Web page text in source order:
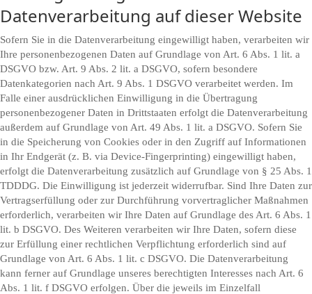
Datenverarbeitung auf dieser Website
Sofern Sie in die Datenverarbeitung eingewilligt haben, verarbeiten wir
Ihre personenbezogenen Daten auf Grundlage von Art. 6 Abs. 1 lit. a
DSGVO bzw. Art. 9 Abs. 2 lit. a DSGVO, sofern besondere
Datenkategorien nach Art. 9 Abs. 1 DSGVO verarbeitet werden. Im
Falle einer ausdrücklichen Einwilligung in die Übertragung
personenbezogener Daten in Drittstaaten erfolgt die Datenverarbeitung
außerdem auf Grundlage von Art. 49 Abs. 1 lit. a DSGVO. Sofern Sie
in die Speicherung von Cookies oder in den Zugriff auf Informationen
in Ihr Endgerät (z. B. via Device-Fingerprinting) eingewilligt haben,
erfolgt die Datenverarbeitung zusätzlich auf Grundlage von § 25 Abs. 1
TDDDG. Die Einwilligung ist jederzeit widerrufbar. Sind Ihre Daten zur
Vertragserfüllung oder zur Durchführung vorvertraglicher Maßnahmen
erforderlich, verarbeiten wir Ihre Daten auf Grundlage des Art. 6 Abs. 1
lit. b DSGVO. Des Weiteren verarbeiten wir Ihre Daten, sofern diese
zur Erfüllung einer rechtlichen Verpflichtung erforderlich sind auf
Grundlage von Art. 6 Abs. 1 lit. c DSGVO. Die Datenverarbeitung
kann ferner auf Grundlage unseres berechtigten Interesses nach Art. 6
Abs. 1 lit. f DSGVO erfolgen. Über die jeweils im Einzelfall